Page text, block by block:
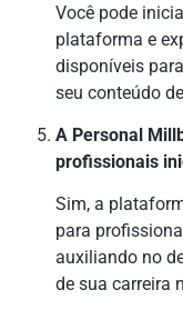
Você pode
plataforma e
disponíveis
seu conteúdo
A Personal
profissionais
Sim, a
para
auxiliando no
de sua carreira